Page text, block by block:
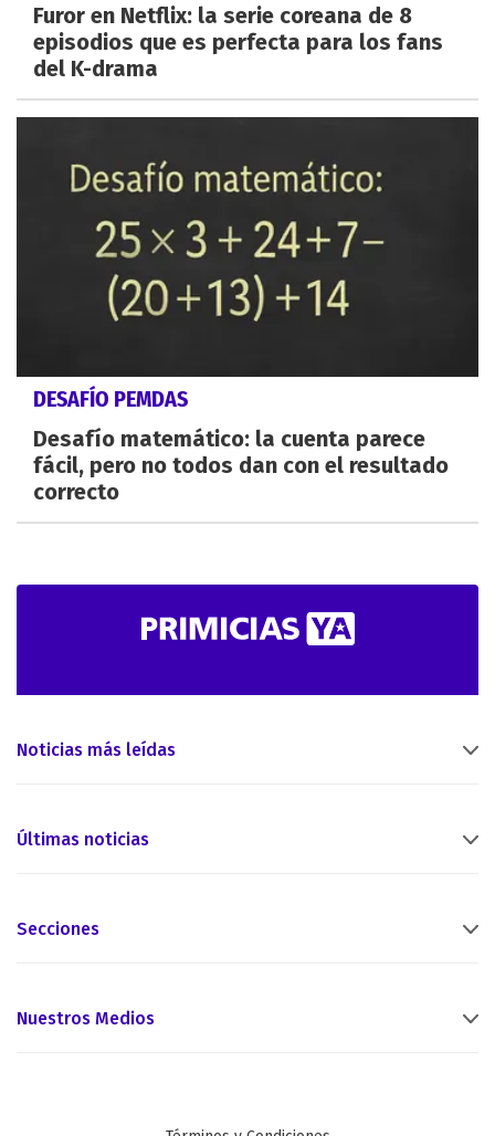
Furor en Netflix: la serie coreana de 8
episodios que es perfecta para los fans
del K-drama
DESAFÍO PEMDAS
Desafío matemático: la cuenta parece
fácil, pero no todos dan con el resultado
correcto
Noticias más leídas
Últimas noticias
Secciones
Nuestros Medios